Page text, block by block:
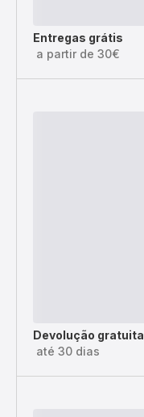
Entregas grátis
a partir de 30€
Devolução gratuita
até 30 dias